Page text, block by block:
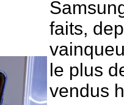
faits,
le plus
vendus